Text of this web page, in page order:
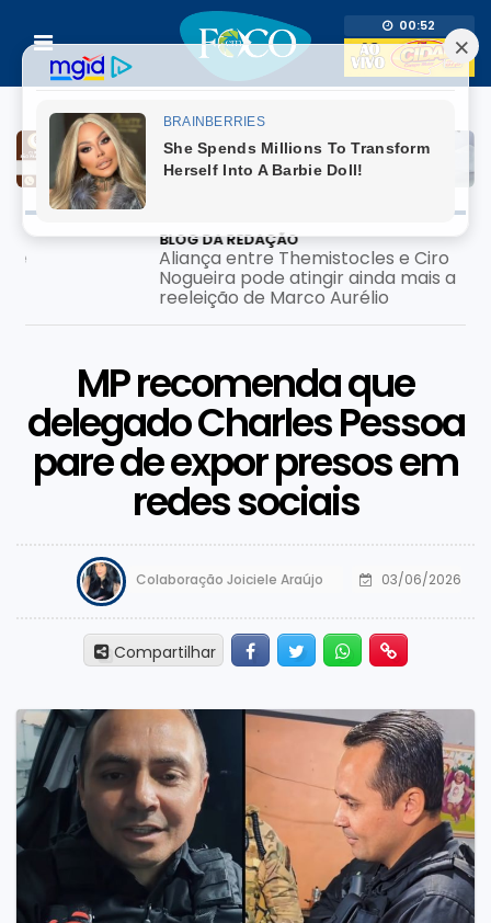
00:52
BLOG DA REDAÇÃO
Aliança entre Themistocles e Ciro
Nogueira pode atingir ainda mais a
reeleição de Marco Aurélio
MP recomenda que
delegado Charles Pessoa
pare de expor presos em
redes sociais
Colaboração Joiciele Araújo 03/06/2026
Compartilhar FacebookTwitter Whatsapp